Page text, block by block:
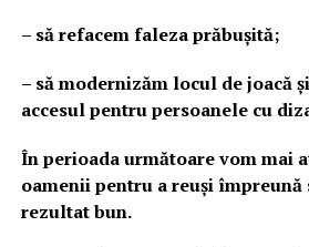
– să refacem faleza prăbușită;
– să modernizăm locul de joacă
accesul pentru persoanele cu
În perioada următoare vom mai
oamenii pentru a reuși împreună
rezultat bun.